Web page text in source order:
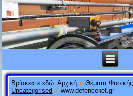
Βρίσκεστε εδώ:Αρχική Θέματα Φυσικής
Uncategorised
www.defencenet.gr